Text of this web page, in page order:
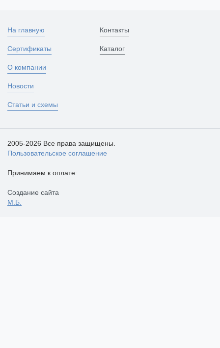
На главную
Сертификаты
О компании
Новости
Статьи и схемы
Контакты
Каталог
2005-2026 Все права защищены.
Пользовательское соглашение
Принимаем к оплате:
Создание сайта
М.Б.